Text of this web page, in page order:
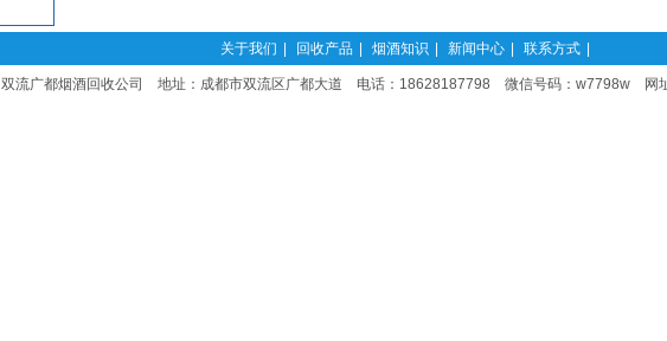
关于我们 回收产品 烟酒知识 新闻中心 联系方式
双流广都烟酒回收公司 地址：成都市双流区广都大道 电话：18628187798 微信号码：w7798w 网